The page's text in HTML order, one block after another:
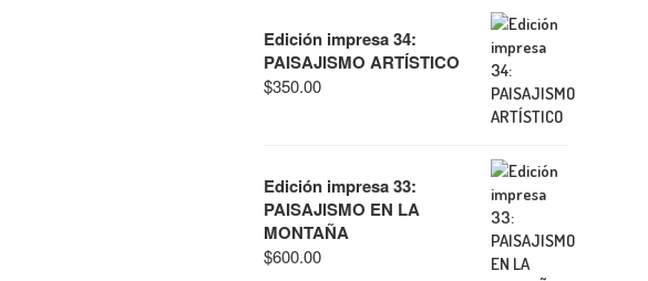
Edición impresa 34:
PAISAJISMO ARTÍSTICO
$350.00
Edición impresa 33:
PAISAJISMO EN LA
MONTAÑA
$600.00